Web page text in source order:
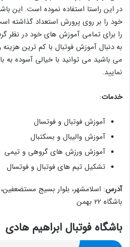
در این راستا استفاده نموده است. این
خود را بر روی پرورش استعداد گذاشته
را برای تمامی آموزش های خود در نظر
به دنبال آموزش فوتبال با کم ترین هزینه
نمایید.
خدمات:
آموزش فوتبال و فوتسال
آموزش والیبال و بسکتبال
آموزش ورزش های گروهی و تیمی
تشکیل تیم های فوتبال و فوتسال
آدرس: اسلامشهر، بلوار بسیج
باشگاه 22 بهمن
باشگاه فوتبال ابراهيم هادی